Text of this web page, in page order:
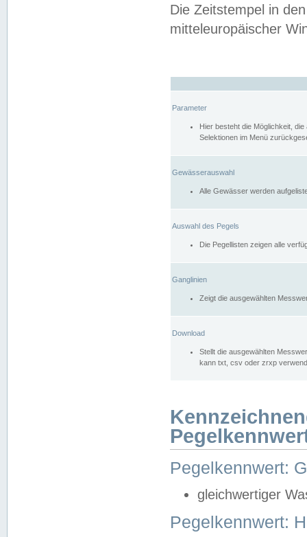
Die Zeitstempel in
mitteleuropäischer
Parameter
Hier besteht die Möglichkeit,
Selektionen im Menü
Gewässerauswahl
Alle Gewässer werden
Auswahl des Pegels
Die Pegellisten zeigen alle
Ganglinien
Zeigt die ausgewählten
Download
Stellt die ausgewählten
kann txt, csv oder zrxp
Pegelkennwert:
gleichwertiger
Pegelkennwert: